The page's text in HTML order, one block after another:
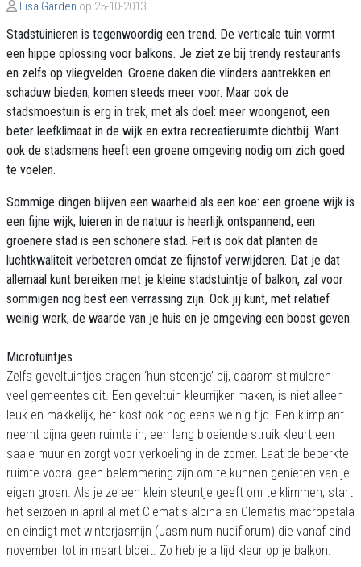
Lisa Garden op 25-10-2013
Stadstuinieren is tegenwoordig een trend. De verticale tuin vormt
een hippe oplossing voor balkons. Je ziet ze bij trendy restaurants
en zelfs op vliegvelden. Groene daken die vlinders aantrekken en
schaduw bieden, komen steeds meer voor. Maar ook de
stadsmoestuin is erg in trek, met als doel: meer woongenot, een
beter leefklimaat in de wijk en extra recreatieruimte dichtbij. Want
ook de stadsmens heeft een groene omgeving nodig om zich goed
te voelen.
Sommige dingen blijven een waarheid als een koe: een groene wijk is
een fijne wijk, luieren in de natuur is heerlijk ontspannend, een
groenere stad is een schonere stad. Feit is ook dat planten de
luchtkwaliteit verbeteren omdat ze fijnstof verwijderen. Dat je dat
allemaal kunt bereiken met je kleine stadstuintje of balkon, zal voor
sommigen nog best een verrassing zijn. Ook jij kunt, met relatief
weinig werk, de waarde van je huis en je omgeving een boost geven.
Microtuintjes
Zelfs geveltuintjes dragen ‘hun steentje’ bij, daarom stimuleren
veel gemeentes dit. Een geveltuin kleurrijker maken, is niet alleen
leuk en makkelijk, het kost ook nog eens weinig tijd. Een klimplant
neemt bijna geen ruimte in, een lang bloeiende struik kleurt een
saaie muur en zorgt voor verkoeling in de zomer. Laat de beperkte
ruimte vooral geen belemmering zijn om te kunnen genieten van je
eigen groen. Als je ze een klein steuntje geeft om te klimmen, start
het seizoen in april al met Clematis alpina en Clematis macropetala
en eindigt met winterjasmijn (Jasminum nudiflorum) die vanaf eind
november tot in maart bloeit. Zo heb je altijd kleur op je balkon.